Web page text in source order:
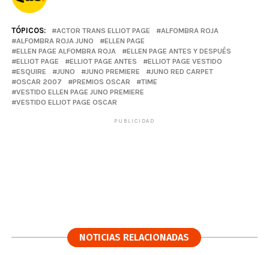
TÓPICOS: ACTOR TRANS ELLIOT PAGE
ALFOMBRA ROJA
ALFOMBRA ROJA JUNO
ELLEN PAGE
ELLEN PAGE ALFOMBRA ROJA
ELLEN PAGE ANTES Y DESPUÉS
ELLIOT PAGE
ELLIOT PAGE ANTES
ELLIOT PAGE VESTIDO
ESQUIRE
JUNO JUNO PREMIERE
JUNO RED CARPET
OSCAR 2007
PREMIOS OSCAR
TIME
VESTIDO ELLEN PAGE JUNO PREMIERE
VESTIDO ELLIOT PAGE OSCAR
PUBLICIDAD
NOTICIAS RELACIONADAS